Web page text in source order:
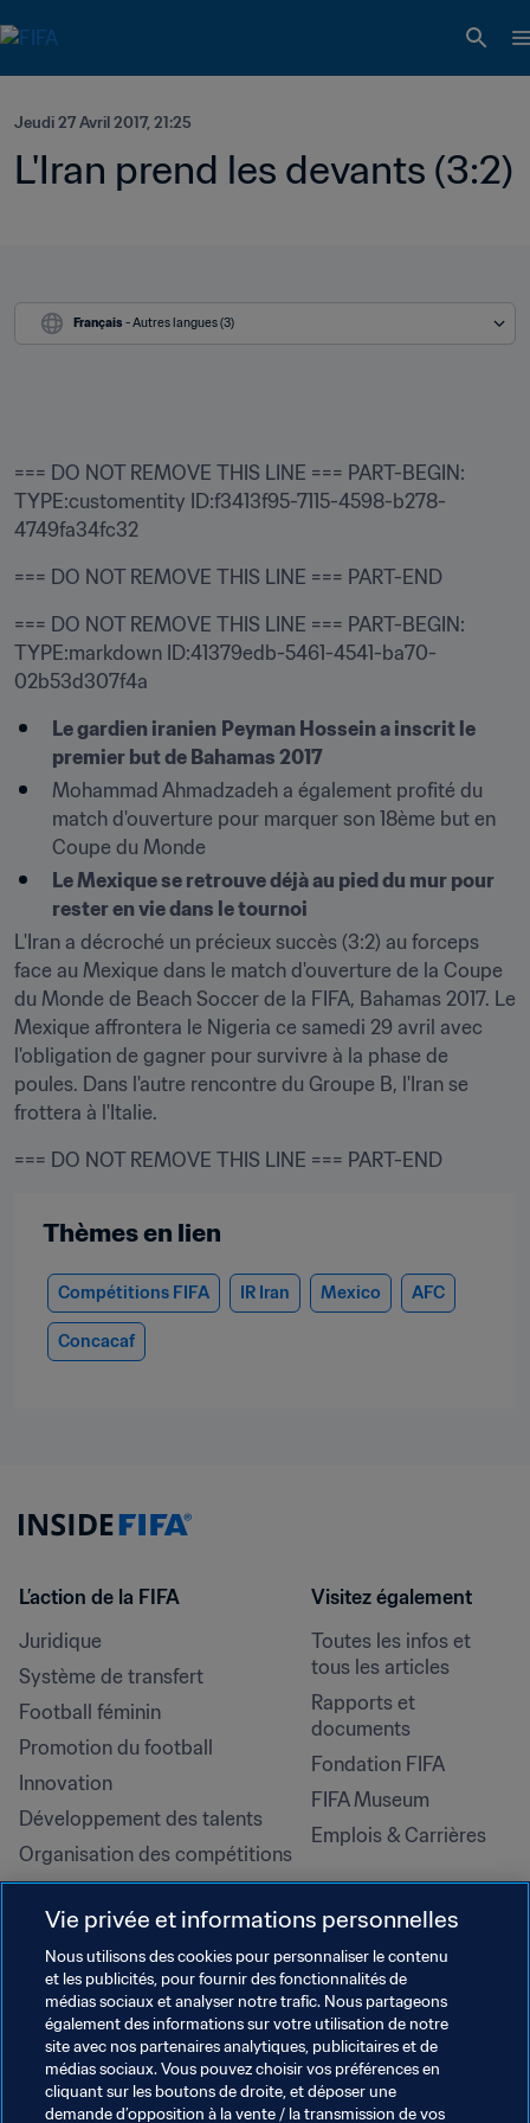
Jeudi 27 Avril 2017, 21:25
L'Iran prend les devants (3:2)
Français - Autres langues (3)
=== DO NOT REMOVE THIS LINE === PART-BEGIN:
TYPE:customentity ID:f3413f95-7115-4598-b278-
4749fa34fc32
=== DO NOT REMOVE THIS LINE === PART-END
=== DO NOT REMOVE THIS LINE === PART-BEGIN:
TYPE:markdown ID:41379edb-5461-4541-ba70-
02b53d307f4a
Le gardien iranien Peyman Hossein a inscrit le
premier but de Bahamas 2017
Mohammad Ahmadzadeh a également profité du
match d'ouverture pour marquer son 18ème but en
Coupe du Monde
Le Mexique se retrouve déjà au pied du mur pour
rester en vie dans le tournoi
L'Iran a décroché un précieux succès (3:2) au forceps
face au Mexique dans le match d'ouverture de la Coupe
du Monde de Beach Soccer de la FIFA, Bahamas 2017. Le
Mexique affrontera le Nigeria ce samedi 29 avril avec
l'obligation de gagner pour survivre à la phase de
poules. Dans l'autre rencontre du Groupe B, l'Iran se
frottera à l'Italie.
=== DO NOT REMOVE THIS LINE === PART-END
Thèmes en lien
Compétitions FIFA IR Iran Mexico AFC
Concacaf
L’action de la FIFA
Juridique
Système de transfert
Football féminin
Promotion du football
Innovation
Développement des talents
Organisation des compétitions
Développement durable
Droits de l'homme et lutte contre
la discrimination
Santé et médical
Initiatives en matière de
formation
Visitez également
Toutes les infos et
tous les articles
Rapports et
documents
Fondation FIFA
FIFA Museum
Emplois & Carrières
Vie privée et informations personnelles
Nous utilisons des cookies pour personnaliser le contenu
et les publicités, pour fournir des fonctionnalités de
médias sociaux et analyser notre trafic. Nous partageons
également des informations sur votre utilisation de notre
site avec nos partenaires analytiques, publicitaires et de
médias sociaux. Vous pouvez choisir vos préférences en
cliquant sur les boutons de droite, et déposer une
demande d’opposition à la vente / la transmission de vos